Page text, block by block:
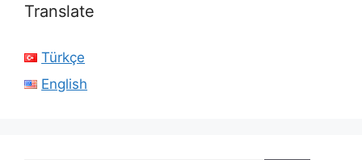
Translate
Türkçe
English